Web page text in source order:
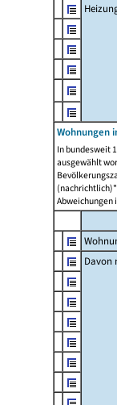
Wohnungen
In bundesweit
ausgewählt
Abweichungen
Davon